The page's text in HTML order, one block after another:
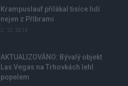
Krampuslauf přilákal tisíce lidí
nejen z Příbrami
2. 12. 2016
AKTUALIZOVÁNO: Bývalý objekt
Las Vegas na Trhovkách lehl
popelem